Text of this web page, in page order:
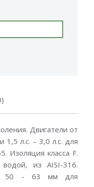
Двигатели от
1,5 л.с. – 3,0 л.с. для
Изоляция класса F.
из AISI-316.
50 - 63 мм для